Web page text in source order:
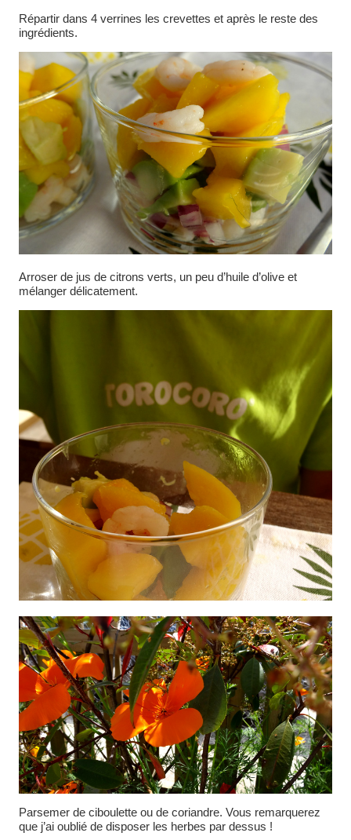
Répartir dans 4 verrines les crevettes et après le reste des
ingrédients.
Arroser de jus de citrons verts, un peu d’huile d’olive et
mélanger délicatement.
Parsemer de ciboulette ou de coriandre. Vous remarquerez
que j’ai oublié de disposer les herbes par dessus !